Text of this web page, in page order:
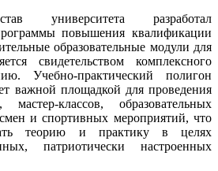
университета разработал
повышения квалификации
образовательные модули для
свидетельством комплексного
Учебно-практический полигон
важной площадкой для проведения
классов, образовательных
и спортивных мероприятий, что
теорию и практику в целях
патриотически настроенных